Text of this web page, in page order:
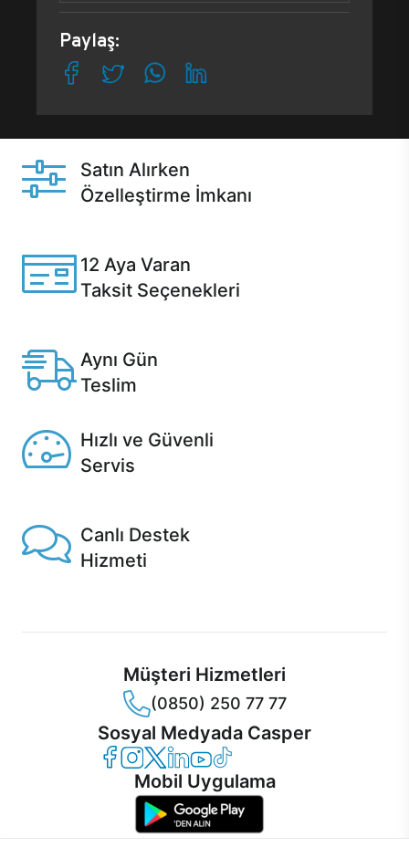
Paylaş:
Satın Alırken
Özelleştirme İmkanı
12 Aya Varan
Taksit Seçenekleri
Aynı Gün
Teslim
Hızlı ve Güvenli
Servis
Canlı Destek
Hizmeti
Müşteri Hizmetleri
(0850) 250 77 77
Sosyal Medyada Casper
Casper Facebook
Casper Instagram
Casper Twitter
Casper LinkedIn
Casper YouTube
Casper TikTok
Mobil Uygulama